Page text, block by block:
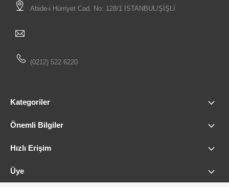
Abide-i Hürriyet Cad. No: 128/1 İSTANBUL/ŞİŞLİ
(0212) 522 6220
Kategoriler
Önemli Bilgiler
Hızlı Erişim
Üye